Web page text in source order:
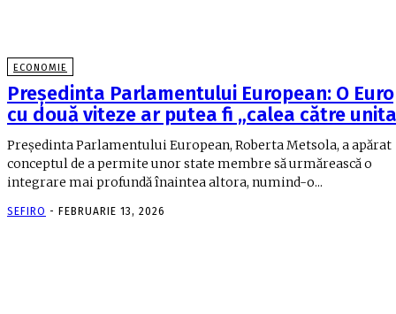
ECONOMIE
Președinta Parlamentului European: O
cu două viteze ar putea fi „calea către
Președinta Parlamentului European, Roberta Metsola, a apărat
conceptul de a permite unor state membre să urmărească o
integrare mai profundă înaintea altora, numind-o...
SEFIRO - FEBRUARIE 13, 2026